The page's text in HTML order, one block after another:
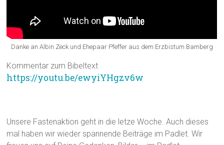
Danke an Albin Zeck und Ehepaar Pfeffer aus dem Erzbistum Bamberg
Kommentar zum Bibeltext
https://youtu.be/ewyiYHgzv6w
Unsere Fastenaktion geht in die letze Woche. Auch dieses
mal haben wir wieder spannende Beiträge im Padlet. Wir